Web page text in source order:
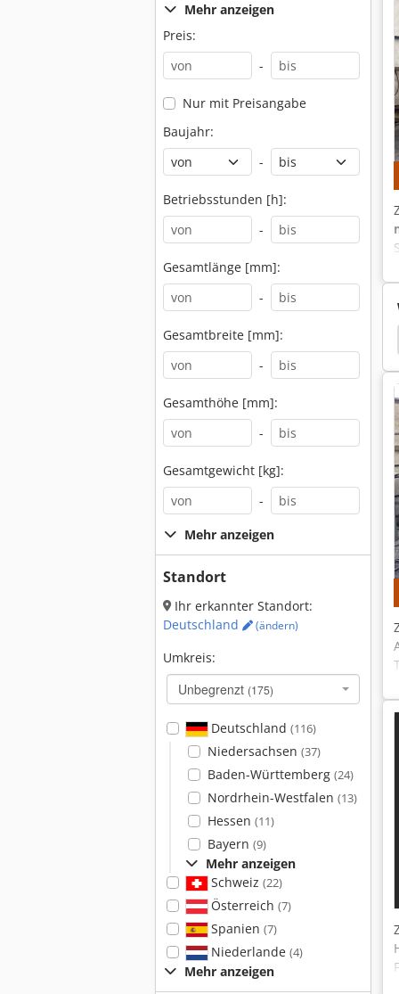
Mehr anzeigen
Preis:
-
Nur mit Preisangabe
Baujahr:
-
Betriebsstunden [h]:
-
Gesamtlänge [mm]:
-
Gesamtbreite [mm]:
-
Gesamthöhe [mm]:
-
Gesamtgewicht [kg]:
-
Mehr anzeigen
Standort
Ihr erkannter Standort:
Deutschland
(ändern)
Umkreis:
Unbegrenzt (175)
Deutschland (116)
Niedersachsen (37)
Baden-Württemberg (24)
Nordrhein-Westfalen (13)
Hessen (11)
Bayern (9)
Mehr anzeigen
Schweiz (22)
Österreich (7)
Spanien (7)
Niederlande (4)
Mehr anzeigen
Deckel Dmu 50 Deckel Maho Dmu 50